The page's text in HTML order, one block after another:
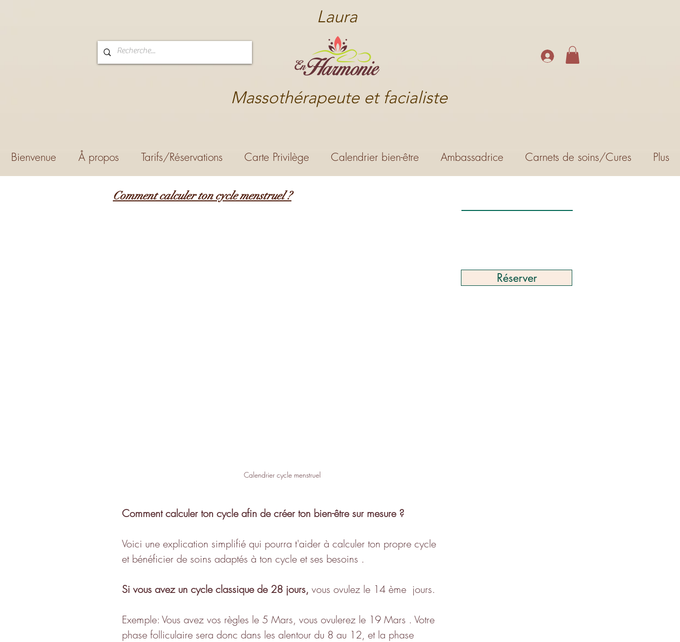
Laura
Massothérapeute et facialiste
Bienvenue Å propos Tarifs/Réservations Carte Privilège Calendrier bien-être Ambassadrice Carnets de soins/Cures Plus
Comment calculer ton cycle menstruel ?
Calendrier cycle menstruel
Comment calculer ton cycle afin de créer ton bien-être sur mesure ?
Voici une explication simplifié qui pourra t'aider à calculer ton propre cycle
et bénéficier de soins adaptés à ton cycle et ses besoins .
Si vous avez un cycle classique de 28 jours, vous ovulez le 14 ème  jours.
Exemple: Vous avez vos règles le 5 Mars, vous ovulerez le 19 Mars . Votre
phase folliculaire sera donc dans les alentour du 8 au 12, et la phase
Réserver